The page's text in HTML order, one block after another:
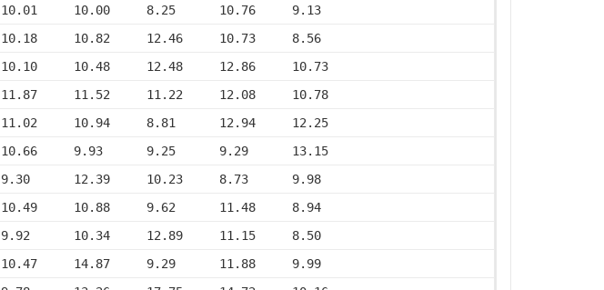
10.01     10.00     8.25      10.76     9.13
10.18     10.82     12.46     10.73     8.56
10.10     10.48     12.48     12.86     10.73
11.87     11.52     11.22     12.08     10.78
11.02     10.94     8.81      12.94     12.25
10.66     9.93      9.25      9.29      13.15
9.30      12.39     10.23     8.73      9.98
10.49     10.88     9.62      11.48     8.94
9.92      10.34     12.89     11.15     8.50
10.47     14.87     9.29      11.88     9.99